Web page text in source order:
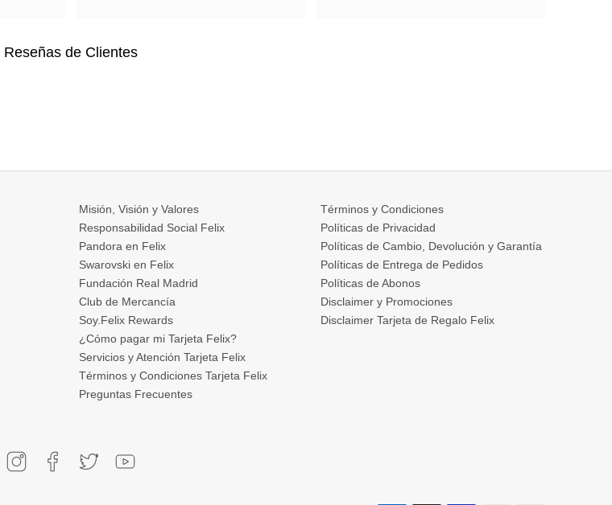
Reseñas de Clientes
Misión, Visión y Valores
Responsabilidad Social Felix
Pandora en Felix
Swarovski en Felix
Fundación Real Madrid
Club de Mercancía
Soy.Felix Rewards
¿Cómo pagar mi Tarjeta Felix?
Servicios y Atención Tarjeta Felix
Términos y Condiciones Tarjeta Felix
Preguntas Frecuentes
Términos y Condiciones
Políticas de Privacidad
Políticas de Cambio, Devolución y Garantía
Políticas de Entrega de Pedidos
Políticas de Abonos
Disclaimer y Promociones
Disclaimer Tarjeta de Regalo Felix